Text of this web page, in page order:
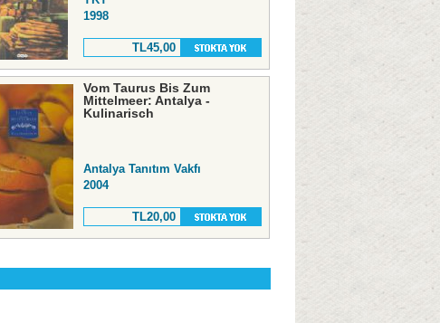
1998
TL45,00
Vom Taurus Bis Zum
Mittelmeer: Antalya -
Kulinarisch
Antalya Tanıtım Vakfı
2004
TL20,00